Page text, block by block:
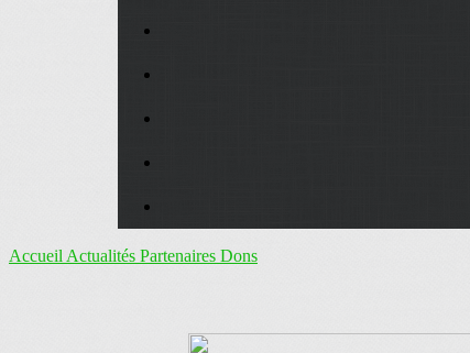
Accueil Actualités Partenaires Dons